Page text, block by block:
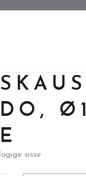
sisse